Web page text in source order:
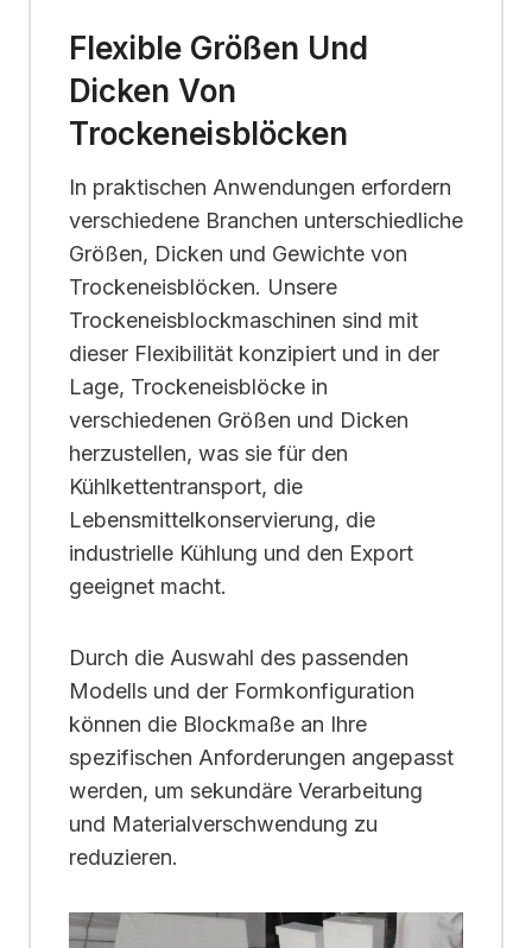
Flexible Größen Und
Dicken Von
Trockeneisblöcken
In praktischen Anwendungen erfordern
verschiedene Branchen unterschiedliche
Größen, Dicken und Gewichte von
Trockeneisblöcken. Unsere
Trockeneisblockmaschinen sind mit
dieser Flexibilität konzipiert und in der
Lage, Trockeneisblöcke in
verschiedenen Größen und Dicken
herzustellen, was sie für den
Kühlkettentransport, die
Lebensmittelkonservierung, die
industrielle Kühlung und den Export
geeignet macht.
Durch die Auswahl des passenden
Modells und der Formkonfiguration
können die Blockmaße an Ihre
spezifischen Anforderungen angepasst
werden, um sekundäre Verarbeitung
und Materialverschwendung zu
reduzieren.